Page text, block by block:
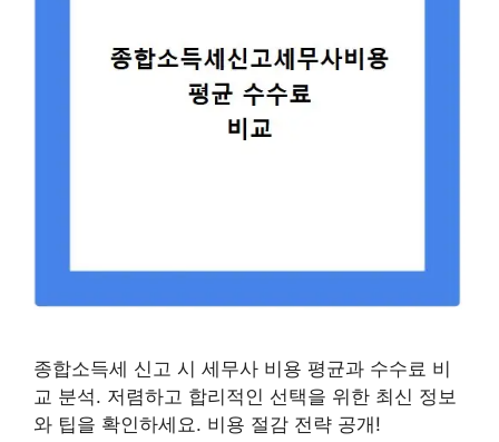
종합소득세 신고 시 세무사 비용 평균과 수수료 비
교 분석. 저렴하고 합리적인 선택을 위한 최신 정보
와 팁을 확인하세요. 비용 절감 전략 공개!